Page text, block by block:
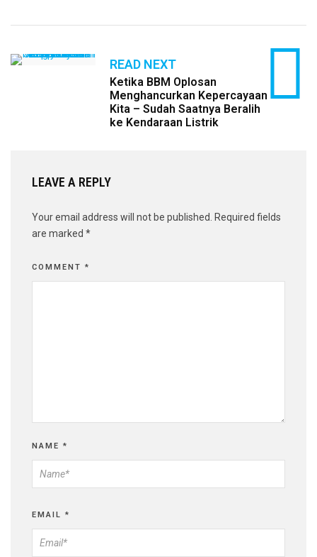
READ NEXT
Ketika BBM Oplosan
Menghancurkan Kepercayaan
Kita – Sudah Saatnya Beralih
ke Kendaraan Listrik
LEAVE A REPLY
Your email address will not be published.
Required fields
are marked *
COMMENT *
NAME *
EMAIL *